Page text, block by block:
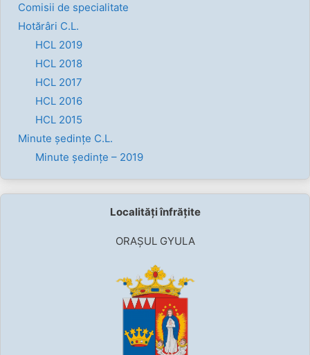
Comisii de specialitate
Hotărâri C.L.
HCL 2019
HCL 2018
HCL 2017
HCL 2016
HCL 2015
Minute ședințe C.L.
Minute ședințe – 2019
Localități înfrățite
ORAȘUL GYULA